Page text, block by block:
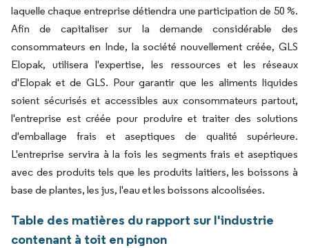
laquelle chaque entreprise détiendra une participation de 50 %.
Afin de capitaliser sur la demande considérable des
consommateurs en Inde, la société nouvellement créée, GLS
Elopak, utilisera l'expertise, les ressources et les réseaux
d'Elopak et de GLS. Pour garantir que les aliments liquides
soient sécurisés et accessibles aux consommateurs partout,
l'entreprise est créée pour produire et traiter des solutions
d'emballage frais et aseptiques de qualité supérieure.
L'entreprise servira à la fois les segments frais et aseptiques
avec des produits tels que les produits laitiers, les boissons à
base de plantes, les jus, l'eau et les boissons alcoolisées.
Table des matières du rapport sur l'industrie
contenant à toit en pignon